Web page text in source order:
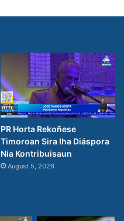
PR Horta Rekoñese
Timoroan Sira Iha Diáspora
Nia Kontribuisaun
August 5, 2026